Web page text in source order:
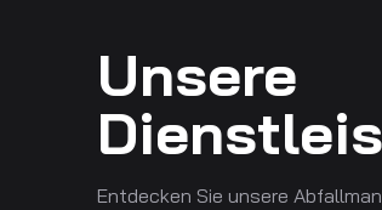
Unsere
Entdecken Sie unsere